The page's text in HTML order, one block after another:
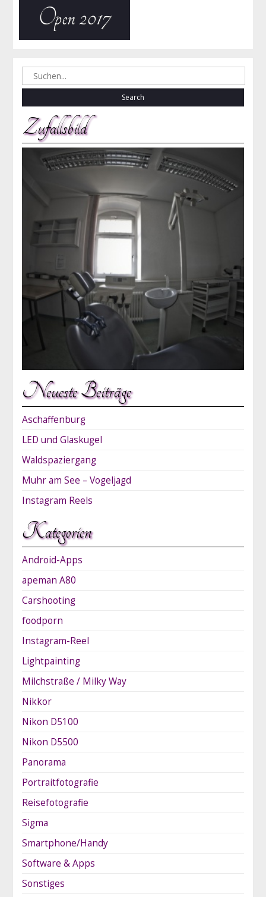
Open 2017
Search
for:
Zufallsbild
Neueste Beiträge
Aschaffenburg
LED und Glaskugel
Waldspaziergang
Muhr am See – Vogeljagd
Instagram Reels
Kategorien
Android-Apps
apeman A80
Carshooting
foodporn
Instagram-Reel
Lightpainting
Milchstraße / Milky Way
Nikkor
Nikon D5100
Nikon D5500
Panorama
Portraitfotografie
Reisefotografie
Sigma
Smartphone/Handy
Software & Apps
Sonstiges